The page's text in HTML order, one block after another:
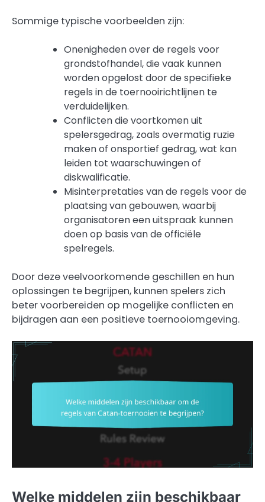
Sommige typische voorbeelden zijn:
Onenigheden over de regels voor
grondstofhandel, die vaak kunnen
worden opgelost door de specifieke
regels in de toernooirichtlijnen te
verduidelijken.
Conflicten die voortkomen uit
spelersgedrag, zoals overmatig ruzie
maken of onsportief gedrag, wat kan
leiden tot waarschuwingen of
diskwalificatie.
Misinterpretaties van de regels voor de
plaatsing van gebouwen, waarbij
organisatoren een uitspraak kunnen
doen op basis van de officiële
spelregels.
Door deze veelvoorkomende geschillen en hun
oplossingen te begrijpen, kunnen spelers zich
beter voorbereiden op mogelijke conflicten en
bijdragen aan een positieve toernooiomgeving.
Welke middelen zijn beschikbaar